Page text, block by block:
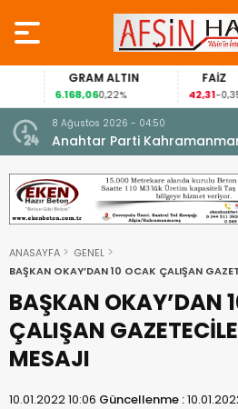
GRAM ALTIN
6.168,060,22% -0,35%
8 Ağustos 2026 - 04:50
Anahtar Parti
Afşin Teşkilatı ile buluştu.
ANASAYFA
GENEL
BAŞKAN OKAY’DAN 10 OCAK ÇALIŞAN
BAŞKAN OKAY’DAN
ÇALIŞAN
MESAJI
10.01.2022 10:06 Güncellenme :